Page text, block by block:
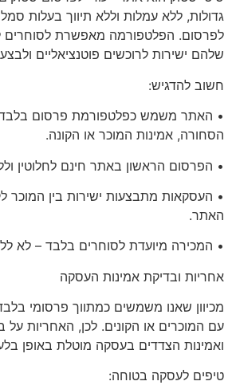
לפרסום. הפלטפורמה מאפשרת לסוחרים
שלהם ישירות לרוכשים פוטנציאליים
חשוב להדגיש:
• האתר משמש כפלטפורמת פרסום בלבד
הסחורה, אמינות המוכר או הקונה.
• הפרסום הראשון באתר חינם לחלוטין
• העסקאות מתבצעות ישירות בין המוכר
האתר.
• המכירה מיועדת לסוחרים בלבד – לא
אחריות ובדיקת אמינות העסקה
מכיוון שאנו משמשים כמתווך פרסומי
עם המוכרים או הקונים. לכן, האחריות
ואמינות הצדדים בעסקה מוטלת באופן
טיפים לעסקה בטוחה: